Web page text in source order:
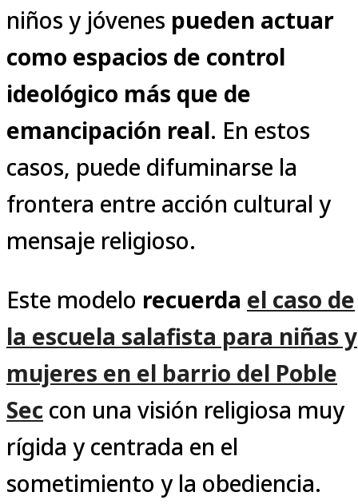
niños y jóvenes pueden actuar
como espacios de control
ideológico más que de
emancipación real. En estos
casos, puede difuminarse la
frontera entre acción cultural y
mensaje religioso.
Este modelo recuerda el caso de
la escuela salafista para niñas y
mujeres en el barrio del Poble
Sec con una visión religiosa muy
rígida y centrada en el
sometimiento y la obediencia.